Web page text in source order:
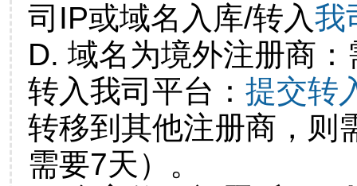
司IP或域名入库/转入我
D. 域名为境外注册商
转入我司平台： 提交转
转移到其他注册商，则
需要7天）。